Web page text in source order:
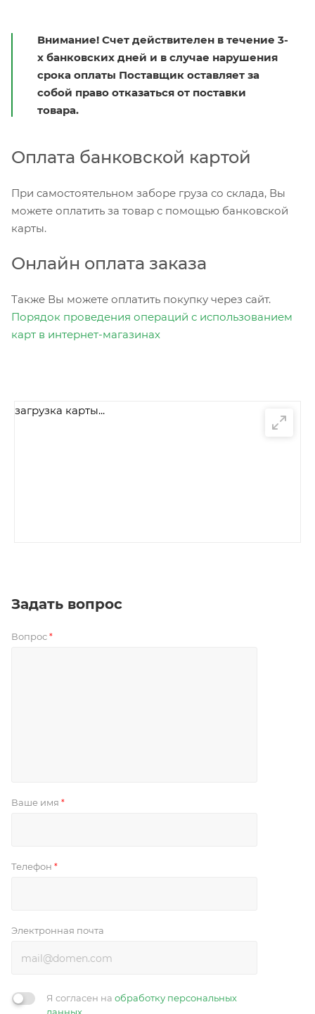
Внимание! Счет действителен в течение 3-
х банковских дней и в случае нарушения
срока оплаты Поставщик оставляет за
собой право отказаться от поставки
товара.
Оплата банковской картой
При самостоятельном заборе груза со склада, Вы
можете оплатить за товар с помощью банковской
карты.
Онлайн оплата заказа
Также Вы можете оплатить покупку через сайт.
Порядок проведения операций с использованием
карт в интернет-магазинах
загрузка карты...
Задать вопрос
Вопрос *
Ваше имя *
Телефон *
Электронная почта
Я согласен на обработку персональных